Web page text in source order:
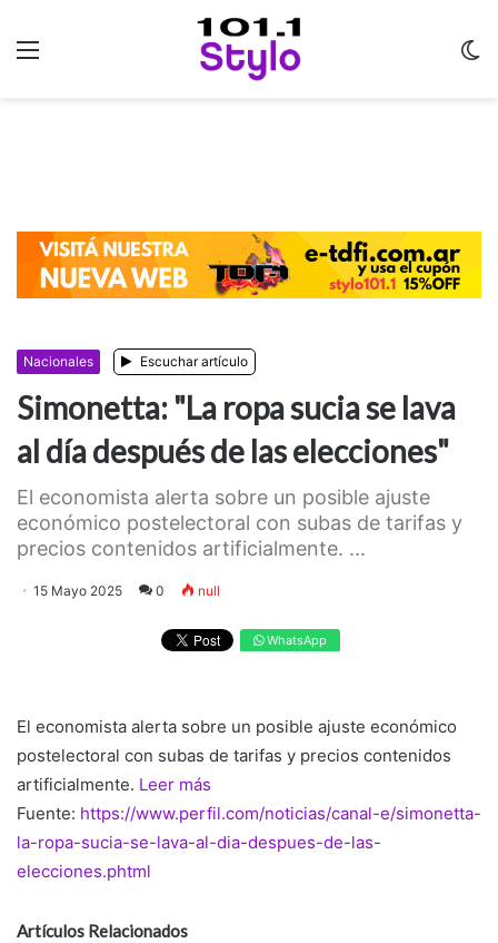
Nacionales Escuchar artículo
Simonetta: "La ropa sucia se lava
al día después de las elecciones"
El economista alerta sobre un posible ajuste
económico postelectoral con subas de tarifas y
precios contenidos artificialmente. ...
15 Mayo 2025 0 null
WhatsApp
El economista alerta sobre un posible ajuste económico
postelectoral con subas de tarifas y precios contenidos
artificialmente. Leer más
Fuente: https://www.perfil.com/noticias/canal-e/simonetta-
la-ropa-sucia-se-lava-al-dia-despues-de-las-
elecciones.phtml
Artículos Relacionados